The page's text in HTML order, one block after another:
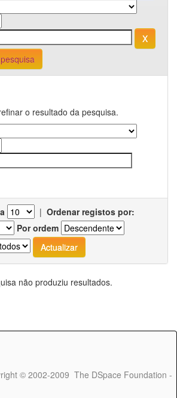
o resultado da pesquisa.
| Ordenar registos por:
Por ordem
não produziu resultados.
© 2002-2009 The DSpace Foundation -